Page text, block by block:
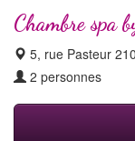
Chambre spa
5, rue Pasteur
2 personnes